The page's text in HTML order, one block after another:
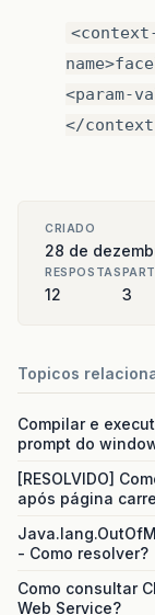
<param-
</
CRIADO
28 de
RESPOSTAS
12 3
Topicos
Compilar e
prompt do
[RESOLVIDO]
após página
- Como resolver?
Como consultar
Web Service?